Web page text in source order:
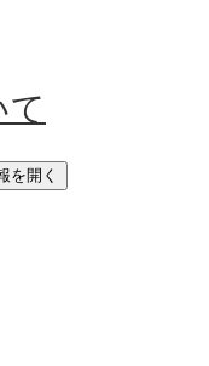
て
を開く